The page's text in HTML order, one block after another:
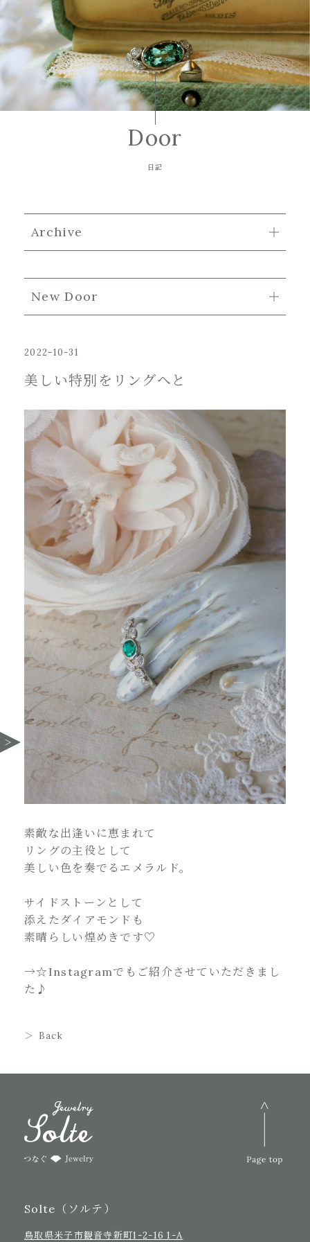
Door
日記
Archive
New Door
2022-10-31
美しい特別をリングへと
素敵な出逢いに恵まれて
リングの主役として
美しい色を奏でるエメラルド。
サイドストーンとして
添えたダイアモンドも
素晴らしい煌めきです♡
→☆Instagramでもご紹介させていただきまし
た♪
Back
Solte（ソルテ）
鳥取県米子市観音寺新町1-2-16 1-A